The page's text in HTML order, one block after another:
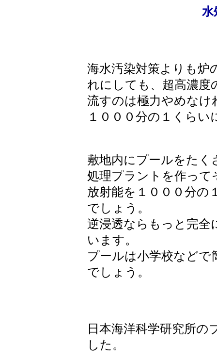
水
海水汚染対策よりも炉
れにしても、超高濃度
流すのは極力やめな
１０００分の１くら
敷地内にプールをたく
処理プラントを作って
放射能を１０００分の
でしょう。
逆浸透ならもっと完全
います。
プールは小学校など
でしょう。
日本海洋科学研究所の
した。